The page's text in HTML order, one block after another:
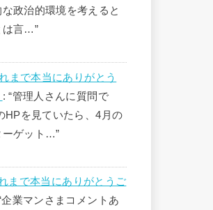
政治的環境を考えると
は言…”
まで本当にありがとう
: “管理人さんに質問で
HPを見ていたら、4月の
ーゲット…”
まで本当にありがとうご
企業マンさまコメントあ